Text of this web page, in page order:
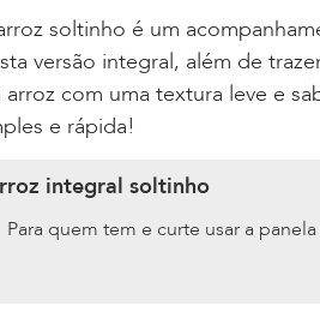
soltinho é um
versão integral, além de
arroz com uma textura leve e
e rápida!
integral soltinho
Para quem tem e curte usar a